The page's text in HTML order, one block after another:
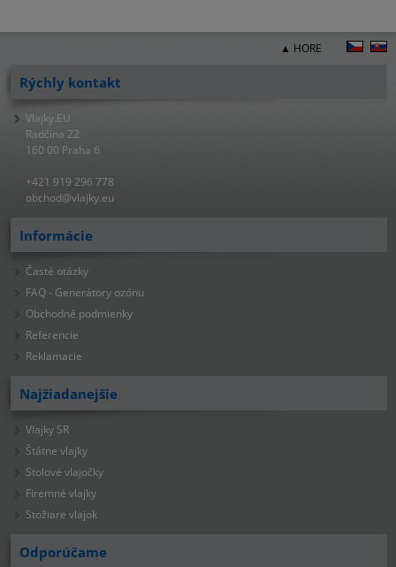
▲ HORE
Rýchly kontakt
Vlajky.EU
Radčina 22
160 00 Praha 6
+421 919 296 778
obchod@vlajky.eu
Informácie
Časté otázky
FAQ - Generátory ozónu
Obchodné podmienky
Referencie
Reklamacie
Najžiadanejšie
Vlajky SR
Štátne vlajky
Stolové vlajočky
Firemné vlajky
Stožiare vlajok
Odporúčame